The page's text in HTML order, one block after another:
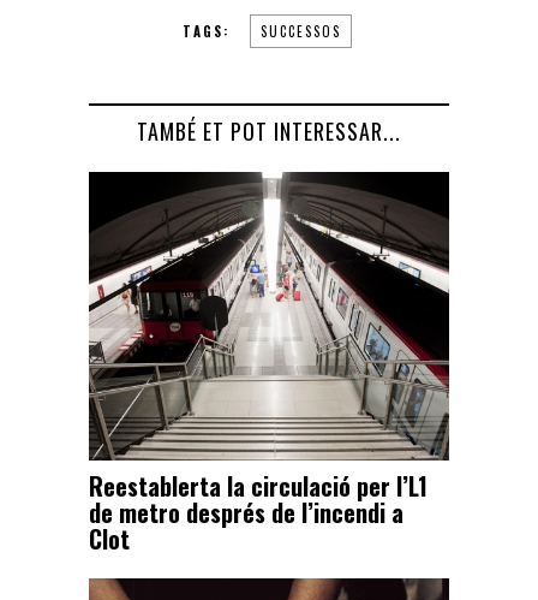
TAGS: SUCCESSOS
TAMBÉ ET POT INTERESSAR...
Reestablerta la circulació per l’L1
de metro després de l’incendi a
Clot